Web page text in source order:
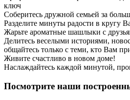
ключ
Соберитесь дружной семьей за
Разделите минуты радости в кругу
Жарьте ароматные шашлыки с
Делитесь веселыми историями,
общайтесь только с теми, кто Вам
Живите счастливо в новом доме!
Наслаждайтесь каждой минутой,
Посмотрите наши